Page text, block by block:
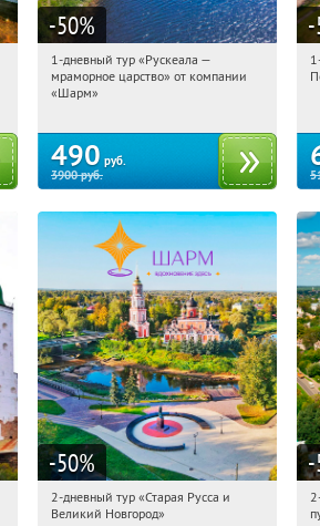
-50%
13:50:04 Купили:
Достоевская
1-дневный тур «Рускеала —
мраморное царство» от компании
«Шарм»
490 руб.
3900руб.
-50%
13:50:04 Купили:
2-дневный тур «Старая Русса и
Великий Новгород»